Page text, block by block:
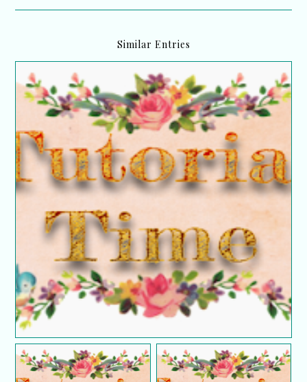
Similar Entries
Tutorial : Cara buat menu navigasi pada blog